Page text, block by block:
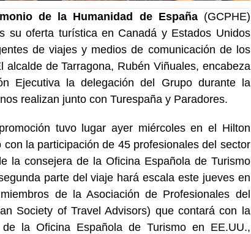
de la Humanidad de España(GCPHE)
su oferta turística en Canadá y Estados Unidos
de viajes y medios de comunicación de los
alcalde de Tarragona, Rubén Viñuales, encabeza
Ejecutiva la delegación del Grupo durante la
realizan junto con Turespaña y Paradores.
tuvo lugar ayer miércoles en el Hilton
la participación de 45 profesionales del sector
la consejera de la Oficina Española de Turismo
parte del viaje hará escala este jueves en
de la Asociación de Profesionales del
Society of Travel Advisors) que contará con la
la Oficina Española de Turismo en EE.UU.,